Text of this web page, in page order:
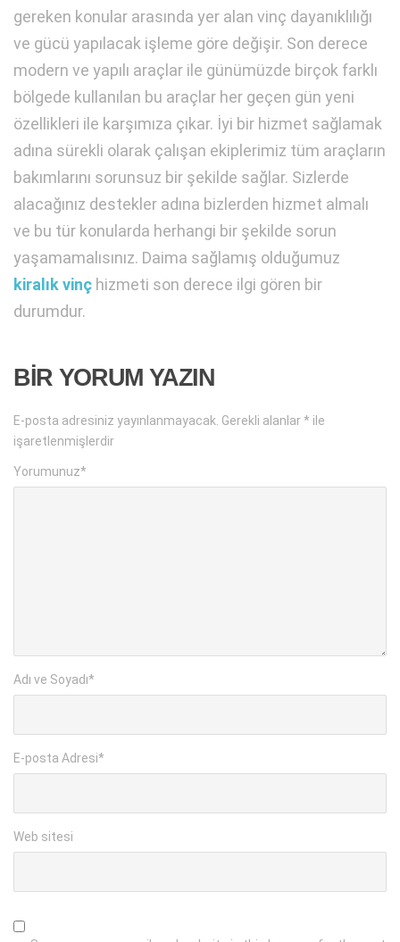
gereken konular arasında yer alan vinç dayanıklılığı
ve gücü yapılacak işleme göre değişir. Son derece
modern ve yapılı araçlar ile günümüzde birçok farklı
bölgede kullanılan bu araçlar her geçen gün yeni
özellikleri ile karşımıza çıkar. İyi bir hizmet sağlamak
adına sürekli olarak çalışan ekiplerimiz tüm araçların
bakımlarını sorunsuz bir şekilde sağlar. Sizlerde
alacağınız destekler adına bizlerden hizmet almalı
ve bu tür konularda herhangi bir şekilde sorun
yaşamamalısınız. Daima sağlamış olduğumuz
kiralık vinç hizmeti son derece ilgi gören bir
durumdur.
BIR YORUM YAZIN
E-posta adresiniz yayınlanmayacak. Gerekli alanlar* ile
işaretlenmişlerdir
Yorumunuz*
Adı ve Soyadı*
E-posta Adresi*
Web sitesi